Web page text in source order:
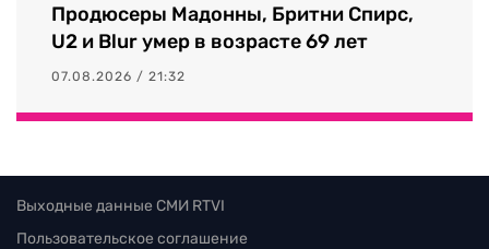
Продюсеры Мадонны, Бритни Спирс,
U2 и Blur умер в возрасте 69 лет
07.08.2026 / 21:32
Выходные данные СМИ RTVI
Пользовательское соглашение